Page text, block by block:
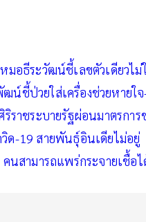
อธีระวัฒน์ชี้เลขตัวเดียวไ
ชี้ป่วยใส่เครื่องช่วยหายใจ
ริราชระบายรัฐผ่อนมาตรก
ด-19 สายพันธุ์อินเดียไม่อยู่
นสามารถแพร่กระจายเชื้อ